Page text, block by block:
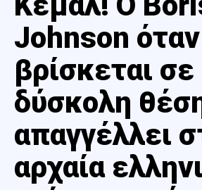
Johnson όταν
βρίσκεται σε
δύσκολη
απαγγέλλει
αρχαία